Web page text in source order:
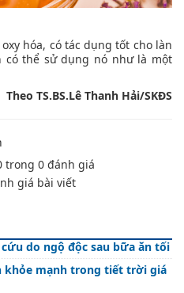
hóa, có tác dụng tốt cho làn
thể sử dụng nó như là một
Theo TS.BS.Lê Thanh Hải/SKĐS
trong 0 đánh giá
giá bài viết
do ngộ độc sau bữa ăn tối
khỏe mạnh trong tiết trời giá